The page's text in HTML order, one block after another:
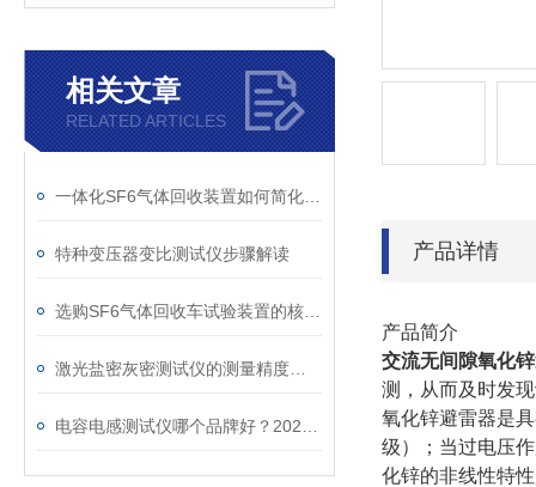
相关文章
RELATED ARTICLES
特种变压器变比测试仪步骤解读 产品详情
产品简介
交流无间隙氧化
测，从而及时发
氧化锌避雷器是
级）；当过电压
化锌的非线性特